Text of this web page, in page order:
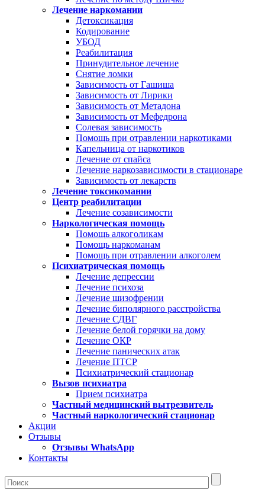
Лечение наркомании
Детоксикация
Кодирование
УБОД
Реабилитация
Принудительное лечение
Снятие ломки
Зависимость от Гашиша
Зависимость от Лирики
Зависимость от Метадона
Зависимость от Мефедрона
Солевая зависимость
Помощь при отравлении наркотиками
Капельница от наркотиков
Лечение от спайса
Лечение наркозависимости в стационаре
Зависимость от лекарств
Лечение токсикомании
Центр реабилитации
Лечение созависимости
Наркологическая помощь
Помощь алкоголикам
Помощь наркоманам
Помощь при отравлении алкоголем
Психиатрическая помощь
Лечение депрессии
Лечение психоза
Лечение шизофрении
Лечение биполярного расстройства
Лечение СДВГ
Лечение белой горячки на дому
Лечение ОКР
Лечение панических атак
Лечение ПТСР
Психиатрический стационар
Вызов психиатра
Прием психиатра
Частный медицинский вытрезвитель
Частный наркологический стационар
Акции
Отзывы
Отзывы WhatsApp
Контакты